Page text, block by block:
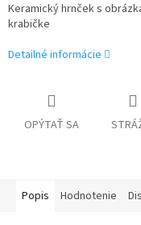
Keramický hrnček s
krabičke
Detailné informácie
OPÝTAŤ SA
Popis Hodnotenie